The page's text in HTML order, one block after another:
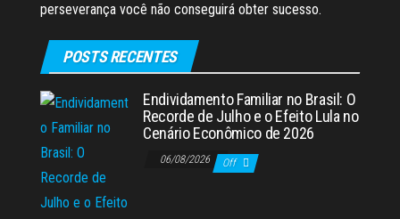
perseverança você não conseguirá obter sucesso.
POSTS RECENTES
Endividamento Familiar no Brasil: O
Recorde de Julho e o Efeito Lula no
Cenário Econômico de 2026
06/08/2026 Off